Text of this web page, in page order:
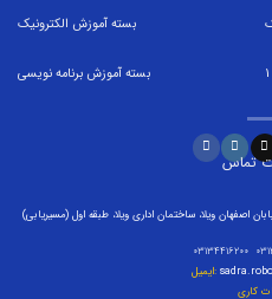
بستهآموزش الکترونیک
بستهآموزش برنامه نویسی
تماس
اصفهان ویلا، ساختمان اداری ویلا، طبقه اول (مسیریابی)
ایمیل: